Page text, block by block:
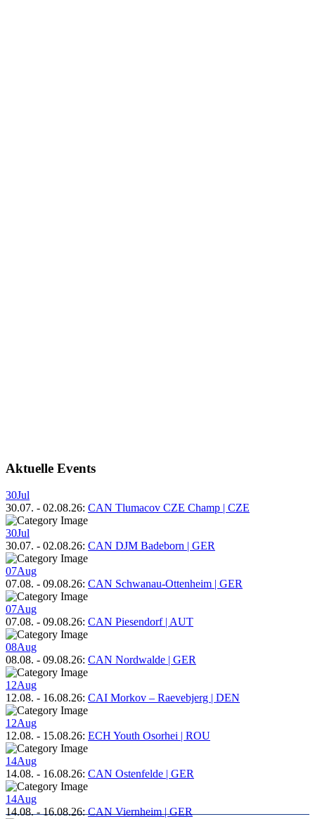
Aktuelle Events
30Jul
30.07. - 02.08.26: CAN Tlumacov CZE Champ | CZE
30Jul
30.07. - 02.08.26: CAN DJM Badeborn | GER
07Aug
07.08. - 09.08.26: CAN Schwanau-Ottenheim | GER
07Aug
07.08. - 09.08.26: CAN Piesendorf | AUT
08Aug
08.08. - 09.08.26: CAN Nordwalde | GER
12Aug
12.08. - 16.08.26: CAI Morkov – Raevebjerg | DEN
12Aug
12.08. - 15.08.26: ECH Youth Osorhei | ROU
14Aug
14.08. - 16.08.26: CAN Ostenfelde | GER
14Aug
14.08.-16.08.26:CAN Viernheim | GER